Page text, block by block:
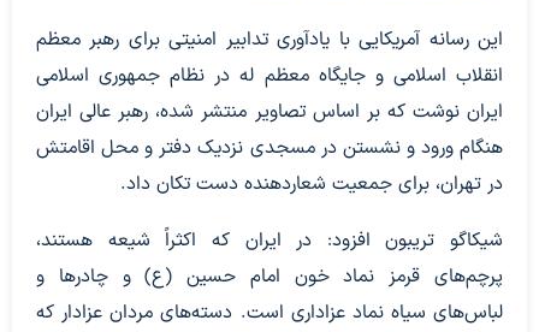
این رسانه آمریکایی با یادآوری تدابیر امنیتی برای رهبر معظم
انقلاب اسلامی و جایگاه معظم له در نظام جمهوری اسلامی
ایران نوشت که بر اساس تصاویر منتشر شده، رهبر عالی ایران
هنگام ورود و نشستن در مسجدی نزدیک دفتر و محل اقامتش
در تهران، برای جمعیت شعاردهنده دست تکان داد.
شیکاگو تریبون افزود: در ایران که اکثراً شیعه هستند،
پرچم‌های قرمز نماد خون امام حسین (ع) و چادرها و
لباس‌های سیاه نماد عزاداری است. دسته‌های مردان عزادار که